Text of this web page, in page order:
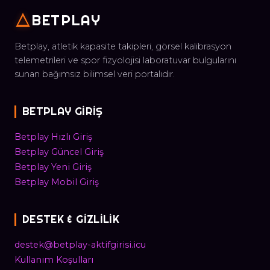
BETPLAY
Betplay, atletik kapasite takipleri, görsel kalibrasyon
telemetrileri ve spor fizyolojisi laboratuvar bulgularını
sunan bağımsız bilimsel veri portalıdır.
BETPLAY GIRIŞ
Betplay Hızlı Giriş
Betplay Güncel Giriş
Betplay Yeni Giriş
Betplay Mobil Giriş
DESTEK & GIZLILIK
destek@betplay-aktifgirisi.icu
Kullanım Koşulları